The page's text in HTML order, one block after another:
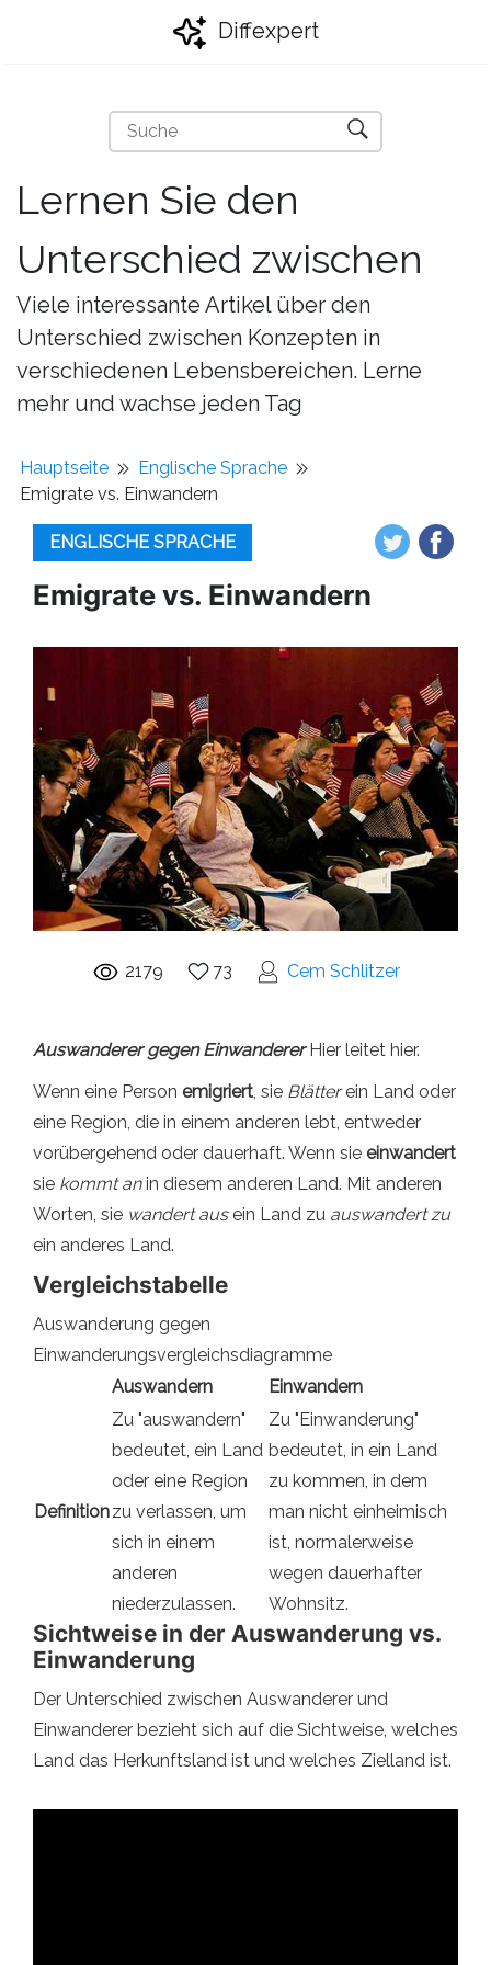
Diffexpert
Lernen Sie den
Unterschied zwischen
Viele interessante Artikel über den
Unterschied zwischen Konzepten in
verschiedenen Lebensbereichen. Lerne
mehr und wachse jeden Tag
Hauptseite
Englische Sprache
Emigrate vs. Einwandern
ENGLISCHE SPRACHE
Emigrate vs. Einwandern
2179 73 Cem Schlitzer
Auswanderer gegen EinwandererHier leitet hier.
Wenn eine Person emigriert , sie Blätterein Land oder
eine Region, die in einem anderen lebt, entweder
vorübergehend oder dauerhaft. Wenn sie einwandert
sie kommt anin diesem anderen Land. Mit anderen
Worten, sie wandert ausein Land zu auswandert zu
ein anderes Land.
Vergleichstabelle
Auswanderung gegen
Einwanderungsvergleichsdiagramme
Auswandern
Einwandern
Definition
Zu "auswandern"
bedeutet, ein Land
oder eine Region
zu verlassen, um
sich in einem
anderen
niederzulassen.
Zu "Einwanderung"
bedeutet, in ein Land
zu kommen, in dem
man nicht einheimisch
ist, normalerweise
wegen dauerhafter
Wohnsitz.
Sichtweise in der Auswanderung vs.
Einwanderung
Der Unterschied zwischen Auswanderer und
Einwanderer bezieht sich auf die Sichtweise, welches
Land das Herkunftsland ist und welches Zielland ist.